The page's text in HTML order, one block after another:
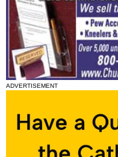
ADVERTISEMENT